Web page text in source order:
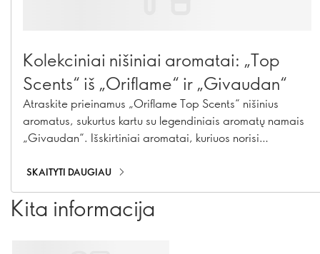
Kolekciniai nišiniai aromatai: „Top
Scents“ iš „Oriflame“ ir „Givaudan“
Atraskite prieinamus „Oriflame Top Scents“ nišinius
aromatus, sukurtus kartu su legendiniais aromatų namais
„Givaudan“. Išskirtiniai aromatai, kuriuos norisi
SKAITYTI DAUGIAU
Kita informacija